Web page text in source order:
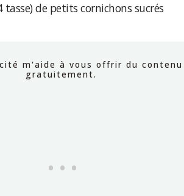
tasse) de petits cornichons sucrés